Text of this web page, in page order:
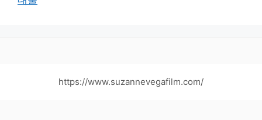
https://www.suzannevegafilm.com/